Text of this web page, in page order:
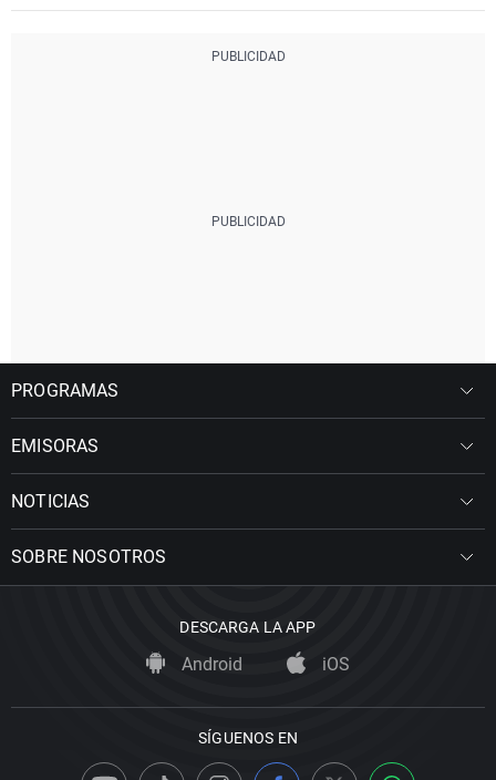
PROGRAMAS
EMISORAS
NOTICIAS
SOBRE NOSOTROS
DESCARGA LA APP
Android iOS
SÍGUENOS EN